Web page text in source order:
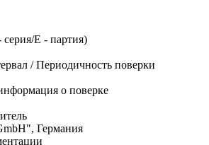
E - партия)
/ Периодичность поверки
о поверке
Германия